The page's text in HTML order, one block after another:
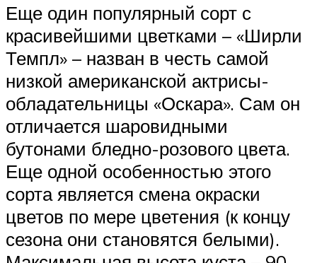
Еще один популярный сорт с
красивейшими цветками – «Ширли
Темпл» – назван в честь самой
низкой американской актрисы-
обладательницы «Оскара». Сам он
отличается шаровидными
бутонами бледно-розового цвета.
Еще одной особенностью этого
сорта является смена окраски
цветов по мере цветения (к концу
сезона они становятся белыми).